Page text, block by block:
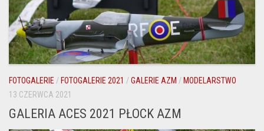
FOTOGALERIE / FOTOGALERIE 2021 /GALERIE AZM / MODELARSTWO
13 CZERWCA 2021
GALERIA ACES 2021 PŁOCK AZM